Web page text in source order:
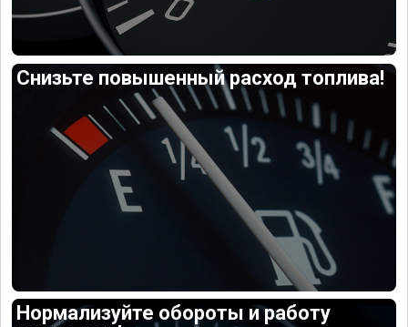
Снизьте повышенный расход топлива!
Нормализуйте обороты и работу